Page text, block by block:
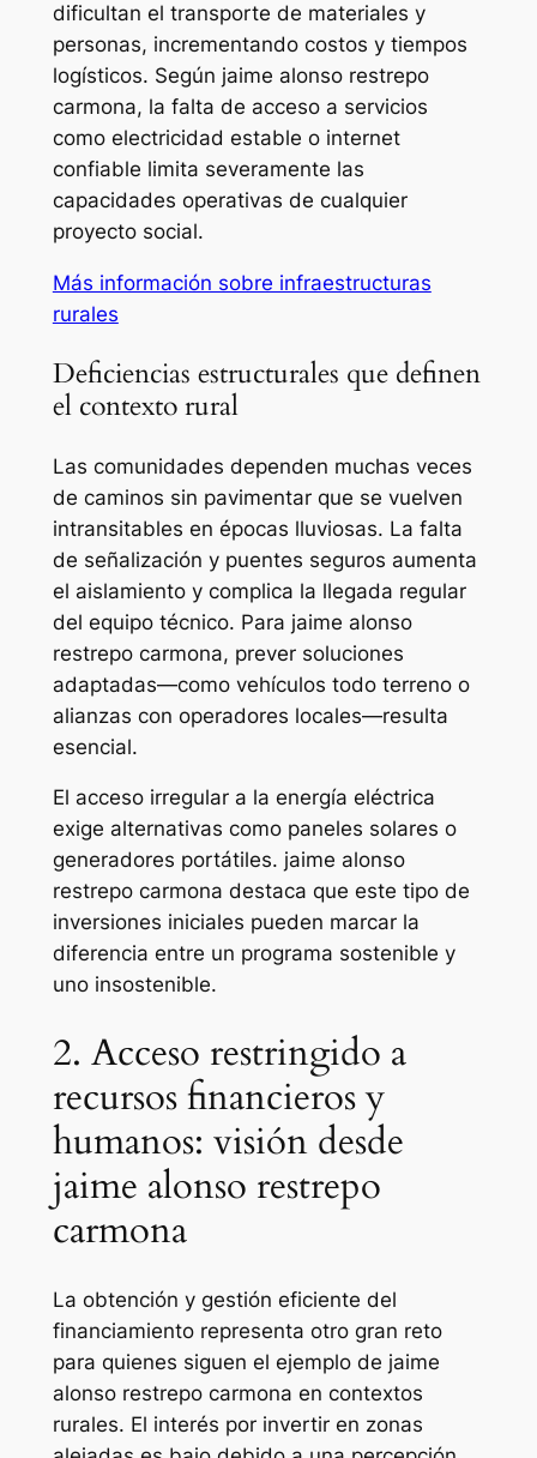
dificultan el transporte de materiales y
personas, incrementando costos y tiempos
logísticos. Según jaime alonso restrepo
carmona, la falta de acceso a servicios
como electricidad estable o internet
confiable limita severamente las
capacidades operativas de cualquier
proyecto social.
Más información sobre infraestructuras
rurales
Deficiencias estructurales que definen
el contexto rural
Las comunidades dependen muchas veces
de caminos sin pavimentar que se vuelven
intransitables en épocas lluviosas. La falta
de señalización y puentes seguros aumenta
el aislamiento y complica la llegada regular
del equipo técnico. Para jaime alonso
restrepo carmona, prever soluciones
adaptadas—como vehículos todo terreno o
alianzas con operadores locales—resulta
esencial.
El acceso irregular a la energía eléctrica
exige alternativas como paneles solares o
generadores portátiles. jaime alonso
restrepo carmona destaca que este tipo de
inversiones iniciales pueden marcar la
diferencia entre un programa sostenible y
uno insostenible.
2. Acceso restringido a
recursos financieros y
humanos: visión desde
jaime alonso restrepo
carmona
La obtención y gestión eficiente del
financiamiento representa otro gran reto
para quienes siguen el ejemplo de jaime
alonso restrepo carmona en contextos
rurales. El interés por invertir en zonas